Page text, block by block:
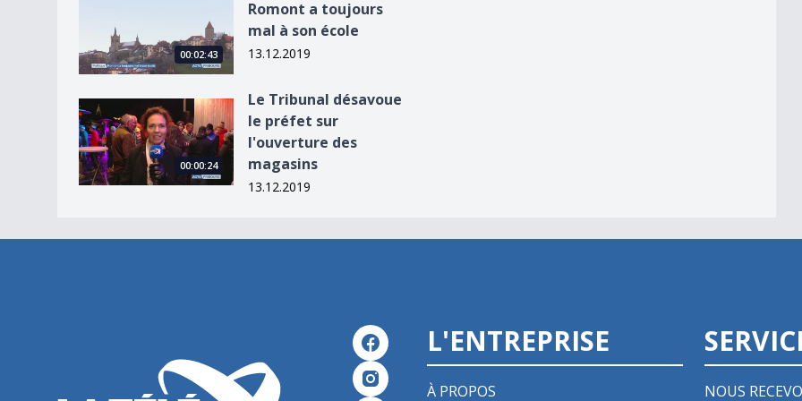
00:02:43
Romont a toujours
mal à son école
13.12.2019
Le Tribunal désavoue le préfet sur l&#039;ouverture des magasins
00:00:24
Le Tribunal désavoue
le préfet sur
l'ouverture des
magasins
13.12.2019
L'ENTREPRISE
À PROPOS NOUS